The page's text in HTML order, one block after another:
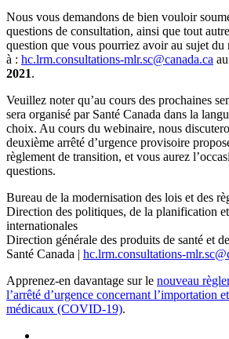
Nous vous demandons de bien vouloir
questions de consultation, ainsi que tout
question que vous pourriez avoir au sujet du
à : hc.lrm.consultations-mlr.sc@canada.ca
2021.
Veuillez noter qu’au cours des prochaines
sera organisé par Santé Canada dans la
choix. Au cours du webinaire, nous
deuxième arrêté d’urgence provisoire
règlement de transition, et vous aurez
questions.
Bureau de la modernisation des lois et des
Direction des politiques, de la planification
internationales
Direction générale des produits de santé et
Santé Canada | hc.lrm.consultations-
Apprenez-en davantage sur le nouveau
l’arrêté d’urgence concernant l’importation
médicaux (COVID-19).